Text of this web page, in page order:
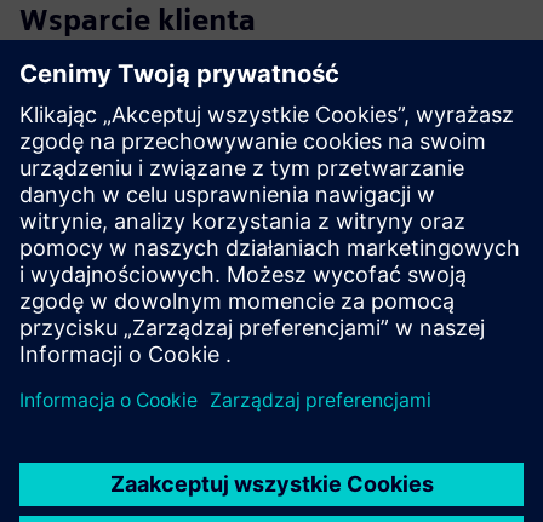
Wsparcie klienta
Oferujemy kompleksową obsługę klienta dla wszystkich
produktów Tecnomatix. Skontaktuj się z nami już dziś.
Skontaktuj się z działem wsparcia
Blog poświęcony oprogramowaniu
Tecnomatix
Bądź na bieżąco z najnowszymi wiadomościami i
najważniejszymi informacjami dotyczącymi
oprogramowania Tecnomatix.